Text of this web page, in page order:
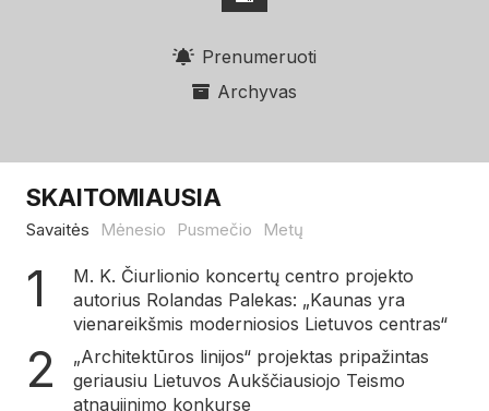
Prenumeruoti
Archyvas
SKAITOMIAUSIA
Savaitės Mėnesio Pusmečio Metų
M. K. Čiurlionio koncertų centro projekto
autorius Rolandas Palekas: „Kaunas yra
vienareikšmis moderniosios Lietuvos centras“
„Architektūros linijos“ projektas pripažintas
geriausiu Lietuvos Aukščiausiojo Teismo
atnaujinimo konkurse